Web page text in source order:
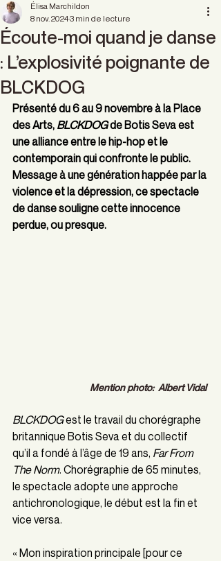
Écoute-moi quand je danse
: L’explosivité poignante de
BLCKDOG
Élisa Marchildon
8 nov. 20243 min de lecture
Présenté du 6 au 9 novembre à la Place
des Arts, BLCKDOG de Botis Seva est
une alliance entre le hip-hop et le
contemporain qui confronte le public.
Message à une génération happée par la
violence et la dépression, ce spectacle
de danse souligne cette innocence
perdue, ou presque.
Mention photo:  Albert Vidal
BLCKDOG est le travail du chorégraphe
britannique Botis Seva et du collectif
qu’il a fondé à l’âge de 19 ans, Far From
The Norm. Chorégraphie de 65 minutes,
le spectacle adopte une approche
antichronologique, le début est la fin et
vice versa.
« Mon inspiration principale [pour ce